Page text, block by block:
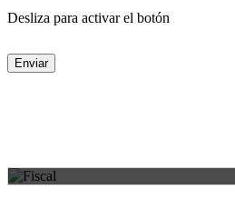
Desliza para activar el botón
Enviar
Áreas de práctica